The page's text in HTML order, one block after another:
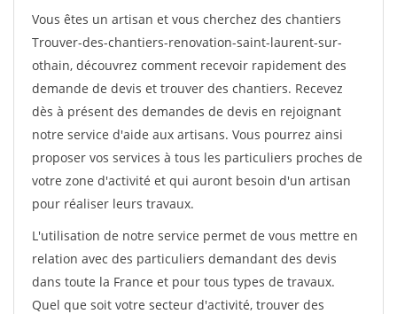
Vous êtes un artisan et vous cherchez des chantiers
Trouver-des-chantiers-renovation-saint-laurent-sur-
othain, découvrez comment recevoir rapidement des
demande de devis et trouver des chantiers. Recevez
dès à présent des demandes de devis en rejoignant
notre service d'aide aux artisans. Vous pourrez ainsi
proposer vos services à tous les particuliers proches de
votre zone d'activité et qui auront besoin d'un artisan
pour réaliser leurs travaux.
L'utilisation de notre service permet de vous mettre en
relation avec des particuliers demandant des devis
dans toute la France et pour tous types de travaux.
Quel que soit votre secteur d'activité, trouver des